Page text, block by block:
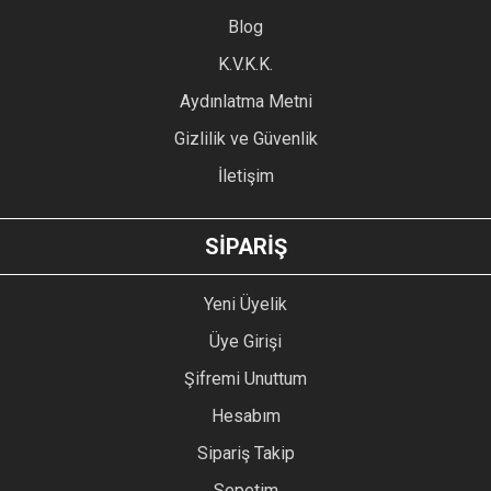
Ürün bilgilerinde hatalar bulunuyor.
Ürün fiyatı diğer sitelerden daha pahalı.
GÖNDER
Blog
K.V.K.K.
Aydınlatma Metni
Gizlilik ve Güvenlik
İletişim
SİPARİŞ
Yeni Üyelik
Üye Girişi
Şifremi Unuttum
Hesabım
Sipariş Takip